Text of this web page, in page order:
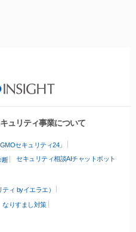
ュリティ事業について
セキュリティ24」
断 セキュリティ相談AIチャットボット
ィ byイエラエ）
なりすまし対策